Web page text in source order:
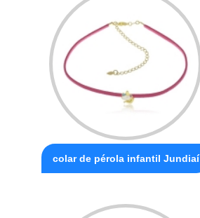
colar de pérola infantil Jundiaí